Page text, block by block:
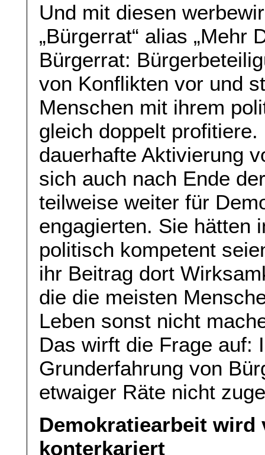
Und mit diesen
„Bürgerrat“ alias „Mehr
Bürgerrat:
von Konflikten vor und
Menschen mit ihrem
gleich doppelt
dauerhafte Aktivierung
sich auch nach Ende
teilweise weiter für
engagierten. Sie hätten
politisch kompetent
ihr Beitrag dort
die die meisten
Leben sonst nicht
Das wirft die Frage auf:
Grunderfahrung von
etwaiger Räte nicht
Demokratiearbeit
konterkariert